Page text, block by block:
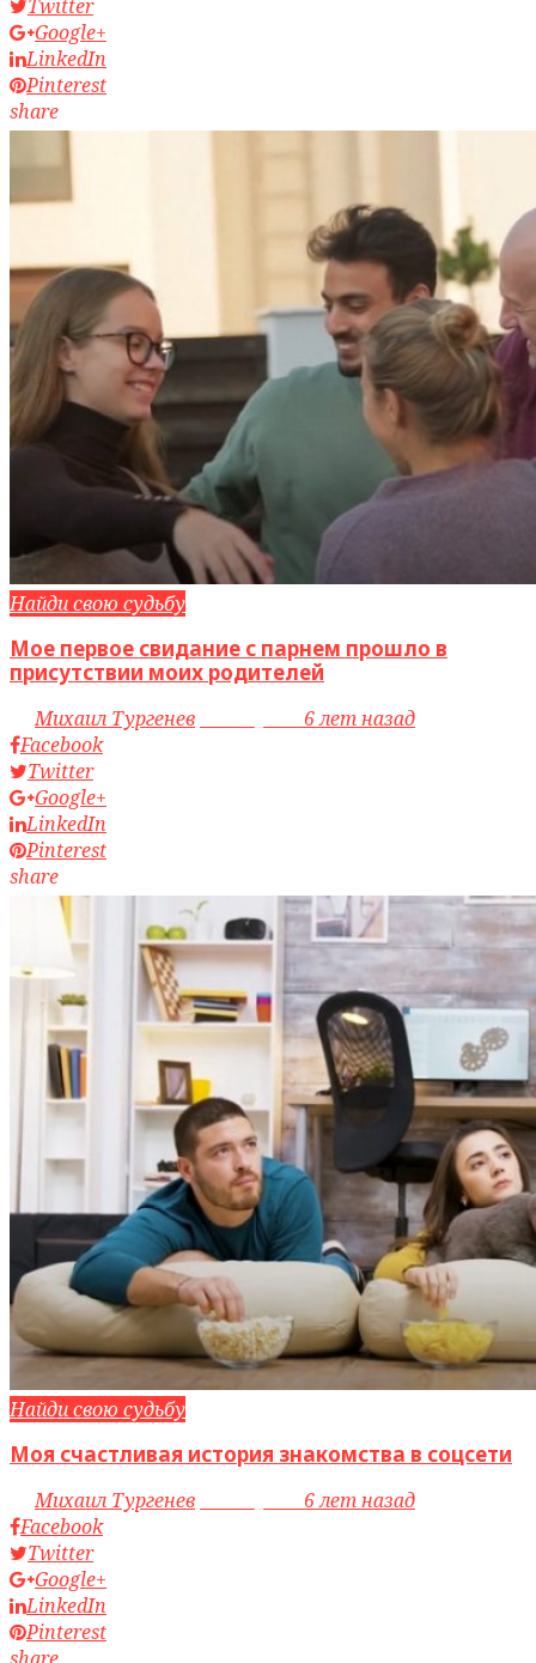
Twitter
Google+
LinkedIn
Pinterest
share
Найди свою судьбу
Мое первое свидание с парнем прошло в
присутствии моих родителей
byМихаил Тургенев
6 лет назад
Facebook
Twitter
Google+
LinkedIn
Pinterest
share
Найди свою судьбу
Моя счастливая история знакомства в соцсети
byМихаил Тургенев
6 лет назад
Facebook
Twitter
Google+
LinkedIn
Pinterest
share